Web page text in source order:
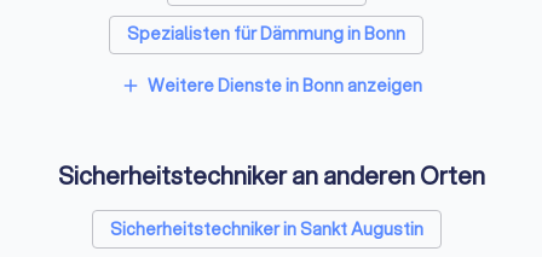
Spezialisten für Dämmung in Bonn
Umzugsunternehmen in Bonn
Kammerjäger in Bonn
Fliesenleger in Bonn
Fensterbauer in Bonn
Bodenleger in Bonn
add Weitere Dienste in Bonn anzeigen
Sicherheitstechniker an anderen Orten
Sicherheitstechniker in Sankt Augustin